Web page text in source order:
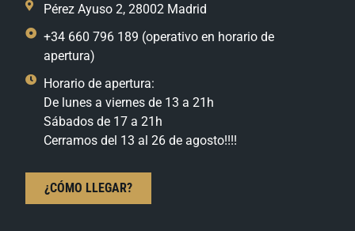
Pérez Ayuso 2, 28002 Madrid
+34 660 796 189 (operativo en horario de
apertura)
Horario de apertura:
De lunes a viernes de 13 a 21h
Sábados de 17 a 21h
Cerramos del 13 al 26 de agosto!!!!
¿CÓMO LLEGAR?